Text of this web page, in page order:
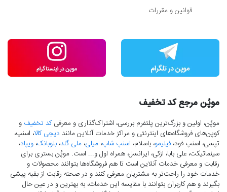
قوانین و مقررات
موپُن مرجع کد تخفیف
موپُن، اولین و بزرگ‌ترین پلتفرم بررسی، اشتراک‌گذاری و معرفیکد تخفیف و
کوپن‌های فروشگاه‌های اینترنتی و مراکز خدمات آنلاین مانند دیجی کالا، اسنپ،
تپسی، اسنپ فود، فیلیمو، باسلام، اسنپ شاپ، میلی، ملی گلد، بلوبانک، ویپاد،
سینماتیکت، علی بابا، ازکی، ایرانسل، همراه اول و... است. موپُن بستری برای
رقابت و معرفی خدمات آنلاین است تا هم فروشگاه‌ها بتوانند محصولات و
خدمات خود را راحت‌تر به مشتریان معرفی کنند و در صحنه رقابت از بقیه پیشی
بگیرند و هم کاربران بتوانند با مقایسه این خدمات، به بهترین و در عین حال